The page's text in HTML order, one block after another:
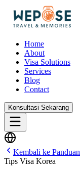
Home
About
Visa Solutions
Services
Blog
Contact
Konsultasi Sekarang
Kembali ke Panduan
Tips Visa Korea